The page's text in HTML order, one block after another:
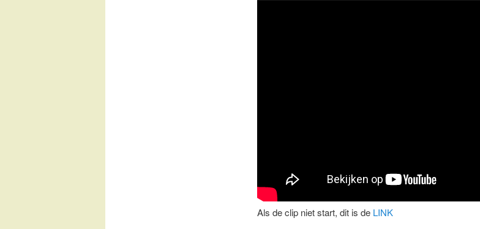
Als de clip niet start, dit is de LINK